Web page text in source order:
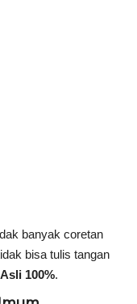
banyak coretan
bisa tulis tangan
Asli 100%.